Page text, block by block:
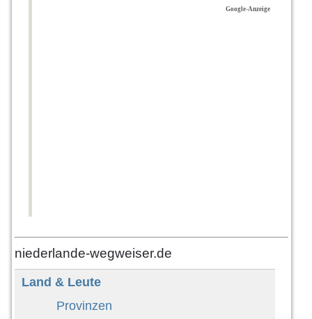
Google-Anzeige
niederlande-wegweiser.de
Land & Leute
Provinzen